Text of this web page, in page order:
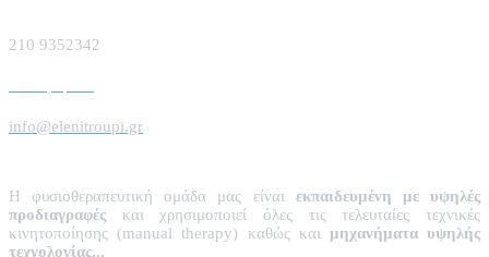
210 9352342
info@elenitroupi.gr
Η φυσιοθεραπευτική ομάδα μας είναι εκπαιδευμένη με υψηλές
προδιαγραφές και χρησιμοποιεί όλες τις τελευταίες τεχνικές
κινητοποίησης (manual therapy) καθώς και μηχανήματα υψηλής
τεχνολογίας...